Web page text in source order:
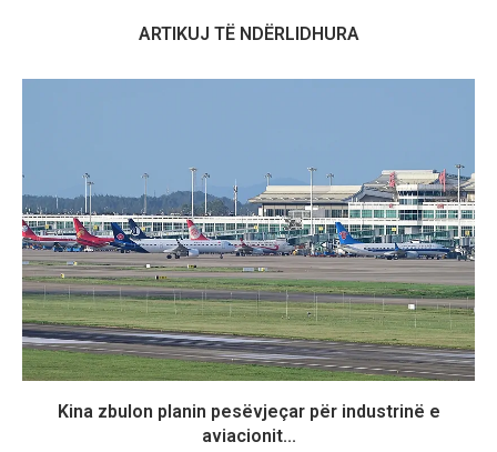
ARTIKUJ TË NDËRLIDHURA
Kina zbulon planin pesëvjeçar për industrinë e
aviacionit...